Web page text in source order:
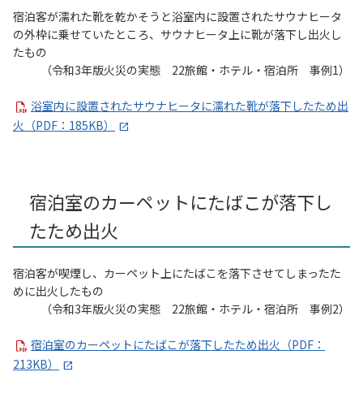
宿泊客が濡れた靴を乾かそうと浴室内に設置されたサウナヒータ
の外枠に乗せていたところ、サウナヒータ上に靴が落下し出火し
たもの
（令和3年版火災の実態 22旅館・ホテル・宿泊所 事例1）
浴室内に設置されたサウナヒータに濡れた靴が落下したため出
火（PDF：185KB）
宿泊室のカーペットにたばこが落下し
たため出火
宿泊客が喫煙し、カーペット上にたばこを落下させてしまったた
めに出火したもの
（令和3年版火災の実態 22旅館・ホテル・宿泊所 事例2）
宿泊室のカーペットにたばこが落下したため出火（PDF：
213KB）